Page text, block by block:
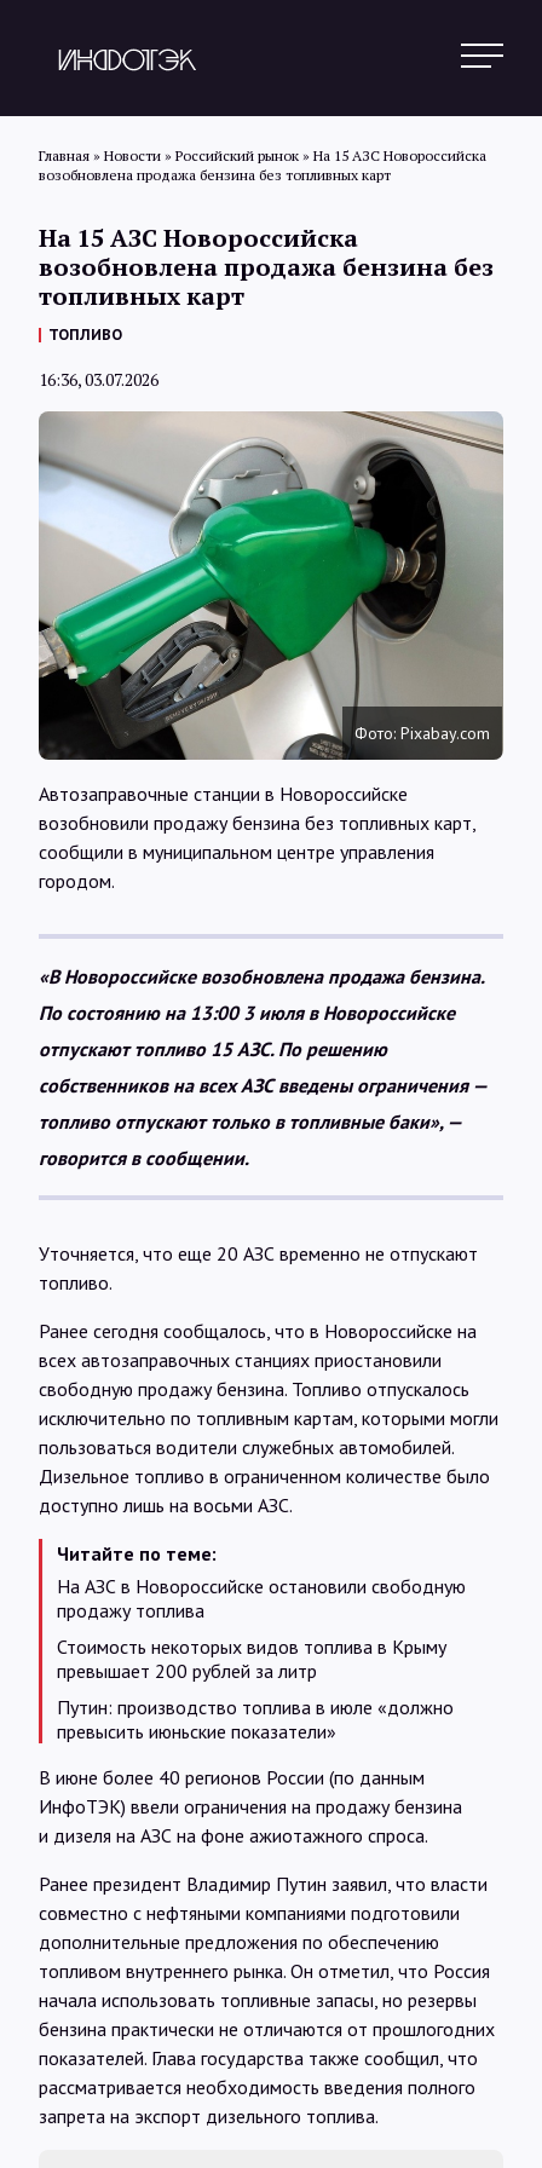
Новости
Обзоры
Интервью
Карты
О нас
@Infotek_Russia
Главная » Новости » Российский рынок » На 15 АЗС Новороссийска
возобновлена продажа бензина без топливных карт
На 15 АЗС Новороссийска
возобновлена продажа бензина без
топливных карт
ТОПЛИВО
16:36, 03.07.2026
Фото: Pixabay.com
Автозаправочные станции в Новороссийске
возобновили продажу бензина без топливных карт,
сообщили в муниципальном центре управления
городом.
«В Новороссийске возобновлена продажа бензина.
По состоянию на 13:00 3 июля в Новороссийске
отпускают топливо 15 АЗС. По решению
собственников на всех АЗС введены ограничения —
топливо отпускают только в топливные баки», —
говорится в сообщении.
Уточняется, что еще 20 АЗС временно не отпускают
топливо.
Ранее сегодня сообщалось, что в Новороссийске на
всех автозаправочных станциях приостановили
свободную продажу бензина. Топливо отпускалось
исключительно по топливным картам, которыми могли
пользоваться водители служебных автомобилей.
Дизельное топливо в ограниченном количестве было
доступно лишь на восьми АЗС.
Читайте по теме:
На АЗС в Новороссийске остановили свободную
продажу топлива
Стоимость некоторых видов топлива в Крыму
превышает 200 рублей за литр
Путин: производство топлива в июле «должно
превысить июньские показатели»
В июне более 40 регионов России (по данным
ИнфоТЭК) ввели ограничения на продажу бензина
и дизеля на АЗС на фоне ажиотажного спроса.
Ранее президент Владимир Путин заявил, что власти
совместно с нефтяными компаниями подготовили
дополнительные предложения по обеспечению
топливом внутреннего рынка. Он отметил, что Россия
начала использовать топливные запасы, но резервы
бензина практически не отличаются от прошлогодних
показателей. Глава государства также сообщил, что
рассматривается необходимость введения полного
запрета на экспорт дизельного топлива.